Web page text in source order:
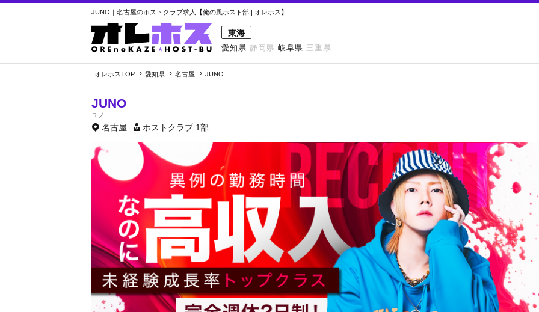
JUNO｜名古屋のホストクラブ求人【俺の風ホスト部 | オレホス】
東海
愛知県 静岡県 岐阜県 三重県
オレホスTOP 愛知県 名古屋 JUNO
JUNO
ユノ
名古屋 ホストクラブ 1部